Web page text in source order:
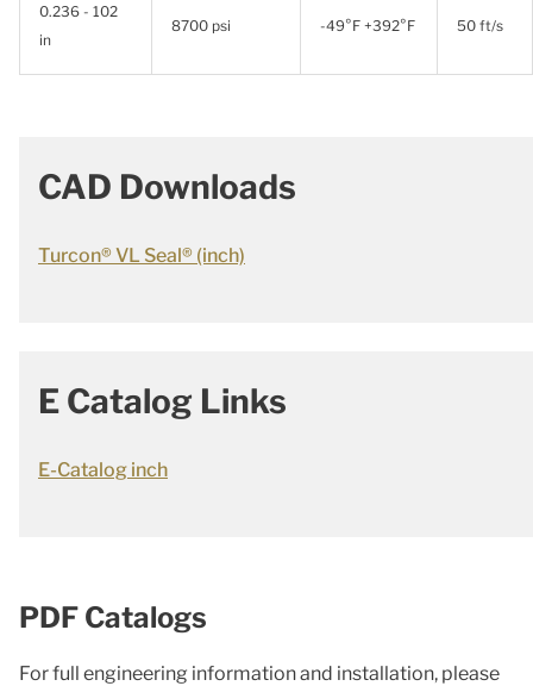
0.236 - 102
in
8700 psi -49°F +392°F 50 ft/s
CAD Downloads
Turcon® VL Seal® (inch)
E Catalog Links
E-Catalog inch
PDF Catalogs
For full engineering information and installation, please